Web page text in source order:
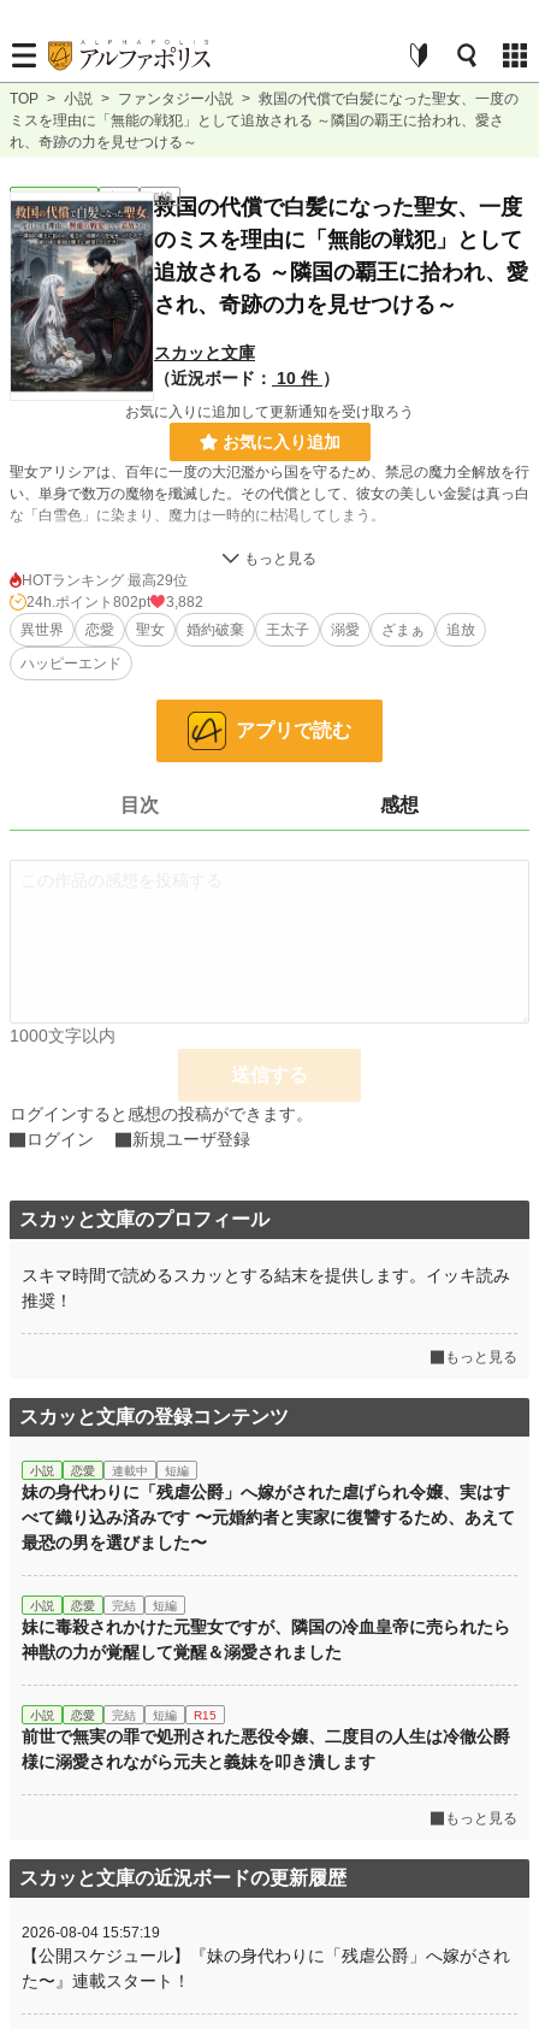
TOP > 小説 > ファンタジー小説 > 救国の代償で白髪になった聖女、一度の
ミスを理由に「無能の戦犯」として追放される ～隣国の覇王に拾われ、愛さ
れ、奇跡の力を見せつける～
短編
救国の代償で白髪になった聖女、一度
のミスを理由に「無能の戦犯」として
追放される ～隣国の覇王に拾われ、愛
され、奇跡の力を見せつける～
スカッと文庫
（近況ボード：
10 件 ）
お気に入りに追加して更新通知を受け取ろう
お気に入り追加
聖女アリシアは、百年に一度の大氾濫から国を守るため、禁忌の魔力全解放を行
い、単身で数万の魔物を殲滅した。その代償として、彼女の美しい金髪は真っ白
な「白雪色」に染まり、魔力は一時的に枯渇してしまう。
しかし、その功績はすべて現場にいなかった「偽聖女セシリア」に奪われ、アリ
シアは「結界を一部損壊させた戦犯」「魔力を失った役立たず」として、婚約者
の王太子ギルバートから国外追放を言い渡される。
「失敗したゴミに、この国の空気は吸わせない」
れていた帝国の「武徳皇帝」ラグナールだった。彼はアリシアの白髪が「高純度
の神聖魔力による変質」であることを瞬時に見抜き、彼女を帝国の宝として迎え
数ヶ月後。アリシアが帝国の守護聖女として輝きを取り戻した頃、王国では「一
度きりの奇跡」だったセシリアの魔力が尽き、本当の滅亡が始まっていた。
「今さら結界が解けたと泣きつかれても、もう私の魔力は一滴も残っていませ
お気に入り 332
文字数 16,778
更新日時 2026.03.12 22:30
初回完結日時 2026.03.12 22:48
週間ポイント 2,576 pt (3,846 位)
累計ポイント 128,075 pt (26,274 位)
HOTランキング 最高29位
24h.ポイント 802pt
3,882
異世界
恋愛 聖女 婚約破棄 王太子 溺愛 ざまぁ
追放
ハッピーエンド
アプリで読む
目次 感想
1000文字以内
送信する
ログインすると感想の投稿ができます。
ログイン
新規ユーザ登録
スカッと文庫のプロフィール
スキマ時間で読めるスカッとする結末を提供します。イッキ読み
推奨！
もっと見る
スカッと文庫の登録コンテンツ
小説 恋愛 連載中 短編
妹の身代わりに「残虐公爵」へ嫁がされた虐げられ令嬢、実はす
べて織り込み済みです 〜元婚約者と実家に復讐するため、あえて
最恐の男を選びました〜
小説 恋愛 完結 短編
妹に毒殺されかけた元聖女ですが、隣国の冷血皇帝に売られたら
神獣の力が覚醒して覚醒＆溺愛されました
小説 恋愛 完結 短編 R15
前世で無実の罪で処刑された悪役令嬢、二度目の人生は冷徹公爵
様に溺愛されながら元夫と義妹を叩き潰します
もっと見る
スカッと文庫の近況ボードの更新履歴
2026-08-04 15:57:19
【公開スケジュール】『妹の身代わりに「残虐公爵」へ嫁がされ
た〜』連載スタート！